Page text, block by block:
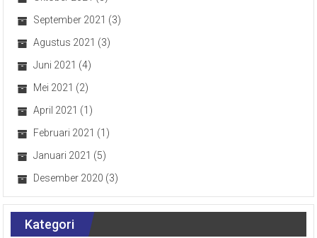
September 2021 (3)
Agustus 2021 (3)
Juni 2021 (4)
Mei 2021 (2)
April 2021 (1)
Februari 2021 (1)
Januari 2021 (5)
Desember 2020 (3)
Kategori